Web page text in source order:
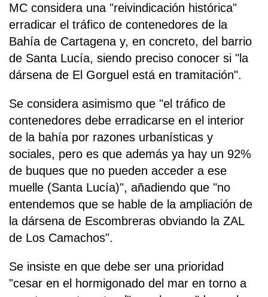
MC considera una "reivindicación histórica"
erradicar el tráfico de contenedores de la
Bahía de Cartagena y, en concreto, del barrio
de Santa Lucía, siendo preciso conocer si "la
dársena de El Gorguel está en tramitación".
Se considera asimismo que "el tráfico de
contenedores debe erradicarse en el interior
de la bahía por razones urbanísticas y
sociales, pero es que además ya hay un 92%
de buques que no pueden acceder a ese
muelle (Santa Lucía)", añadiendo que "no
entendemos que se hable de la ampliación de
la dársena de Escombreras obviando la ZAL
de Los Camachos".
Se insiste en que debe ser una prioridad
"cesar en el hormigonado del mar en torno a